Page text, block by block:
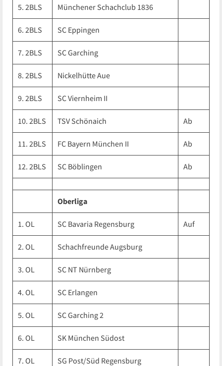
5. 2BLS Münchener Schachclub 1836
6. 2BLS SC Eppingen
7. 2BLS SC Garching
8. 2BLS Nickelhütte Aue
9. 2BLS SC Viernheim II
10. 2BLS TSV Schönaich Ab
11. 2BLS FC Bayern München II Ab
12. 2BLS SC Böblingen Ab
Oberliga
1. OL SC Bavaria Regensburg Auf
2. OL Schachfreunde Augsburg
3. OL SC NT Nürnberg
4. OL SC Erlangen
5. OL SC Garching 2
6. OL SK München Südost
7. OL SG Post/Süd Regensburg